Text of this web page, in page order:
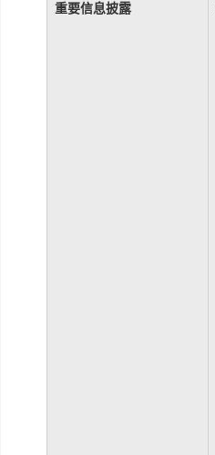
重要信息披露